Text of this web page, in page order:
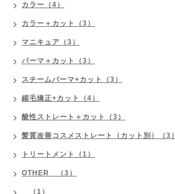
カラー（4）
カラー＋カット（3）
マニキュア（3）
パーマ＋カット（3）
スチームパーマ+カット（3）
縮毛矯正+カット（4）
酸性ストレート＋カット（3）
髪質改善コスメストレート（カット別）（3）
トリートメント（1）
OTHER （3）
（1）